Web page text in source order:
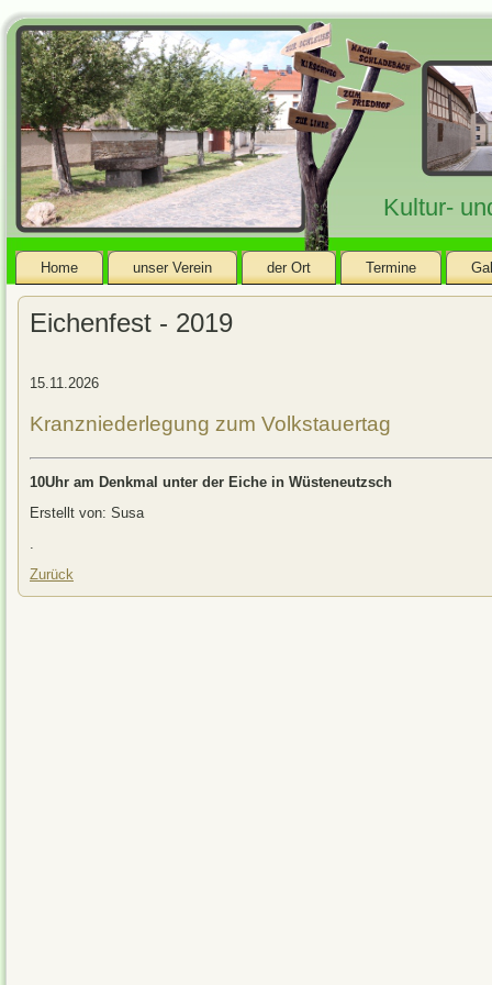
Kultur-
Home unser Verein der Ort Termine
Eichenfest - 2019
15.11.2026
Kranzniederlegung zum Volkstauertag
10Uhr am Denkmal unter der Eiche in Wüsteneutzsch
Erstellt von: Susa
Zurück